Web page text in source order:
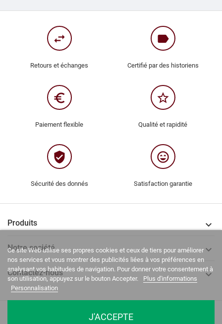
swap_horiz
Retours et échanges
label
Certifié par des historiens
euro_symbol
Paiement flexible
star_border
Qualité et rapidité
verified_user
Sécurité des donnés
sentiment_very_satisfied
Satisfaction garantie
Produits 
Notre société 
Contactez-nous 
Ce site Web utilise ses propres cookies et ceux de tiers pour améliorer
nos services et vous montrer des publicités liées à vos préférences en
analysant vos habitudes de navigation. Pour donner votre consentement à
son utilisation, appuyez sur le bouton Accepter.
Plus d'informations
Personnalisation
J'ACCEPTE
La Casa del Recreador © 2020-2026. Tous droits réservés.